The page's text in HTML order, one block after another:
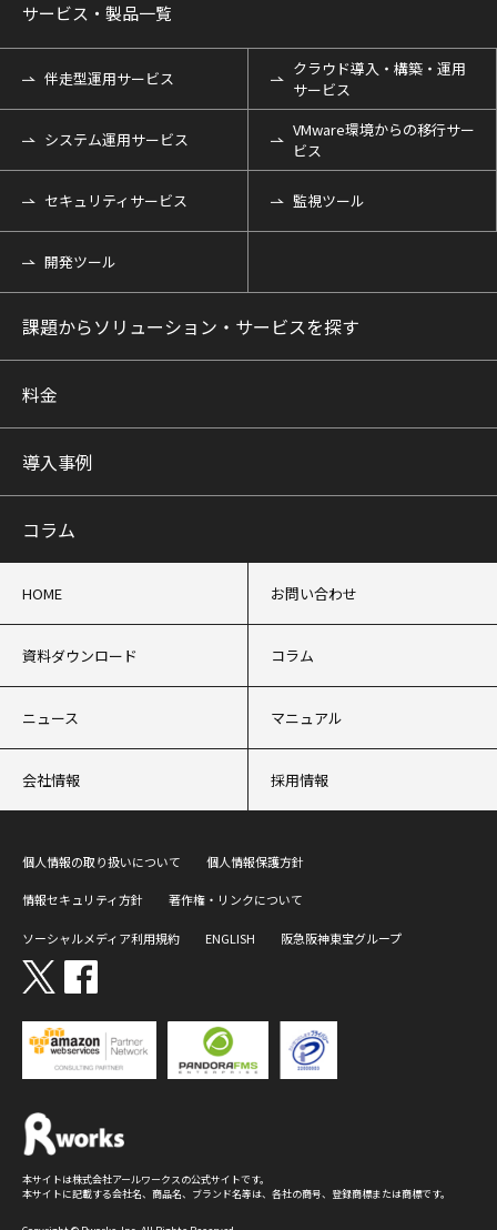
サービス・製品一覧
伴走型運用サービス
クラウド導入・構築・運用
サービス
システム運用サービス
VMware環境からの移行サー
ビス
セキュリティサービス 監視ツール
開発ツール
課題からソリューション・サービスを探す
料金
導入事例
コラム
HOME お問い合わせ
資料ダウンロード コラム
ニュース マニュアル
会社情報 採用情報
個人情報の取り扱いについて 個人情報保護方針
情報セキュリティ方針 著作権・リンクについて
ソーシャルメディア利用規約 ENGLISH 阪急阪神東宝グループ
本サイトは株式会社アールワークスの公式サイトです。
本サイトに記載する会社名、商品名、ブランド名等は、各社の商号、登録商標または商標です。